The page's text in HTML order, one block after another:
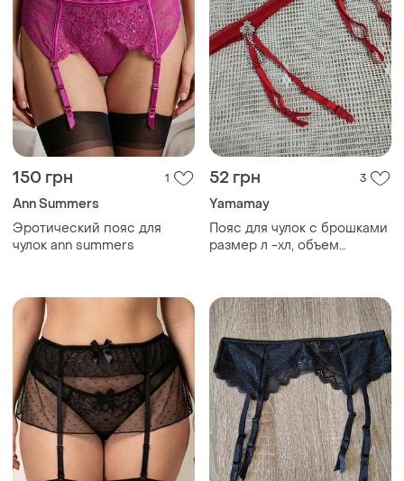
150 грн 1
Ann Summers
Эротический пояс для
чулок ann summers
52 грн 3
Yamamay
Пояс для чулок с брошками
размер л -хл, объем